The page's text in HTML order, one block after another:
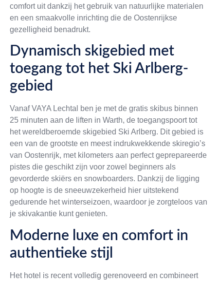
comfort uit dankzij het gebruik van natuurlijke materialen
en een smaakvolle inrichting die de Oostenrijkse
gezelligheid benadrukt.
Dynamisch skigebied met
toegang tot het Ski Arlberg-
gebied
Vanaf VAYA Lechtal ben je met de gratis skibus binnen
25 minuten aan de liften in Warth, de toegangspoort tot
het wereldberoemde skigebied Ski Arlberg. Dit gebied is
een van de grootste en meest indrukwekkende skiregio’s
van Oostenrijk, met kilometers aan perfect geprepareerde
pistes die geschikt zijn voor zowel beginners als
gevorderde skiërs en snowboarders. Dankzij de ligging
op hoogte is de sneeuwzekerheid hier uitstekend
gedurende het winterseizoen, waardoor je zorgteloos van
je skivakantie kunt genieten.
Moderne luxe en comfort in
authentieke stijl
Het hotel is recent volledig gerenoveerd en combineert